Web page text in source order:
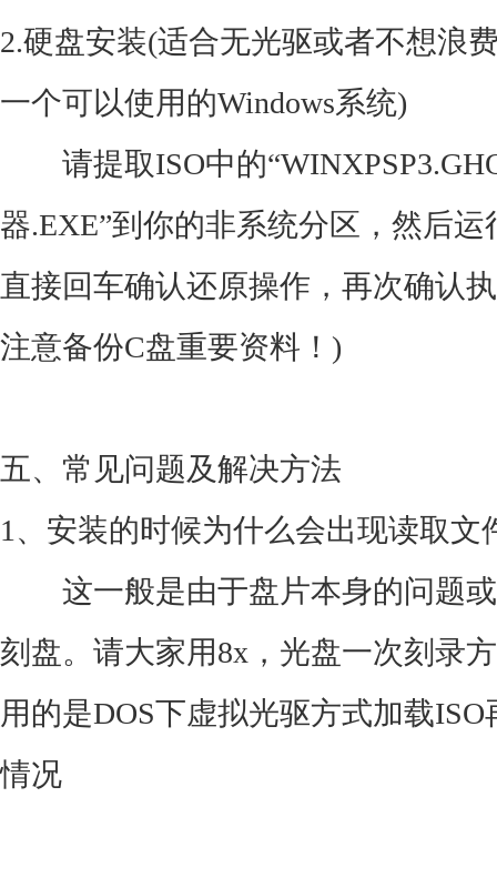
2.硬盘安装(适合无光驱或者不想浪
一个可以使用的Windows系统)
请提取ISO中的
器.EXE”到你的非系统分区，然后运
直接回车确认还原操作，再次确认
注意备份C盘重要资料！)
五、常见问题及解决方法
1、安装的时候为什么会出现读取文
这一般是由于盘片本身的问题或
刻盘。请大家用8x，光盘一次刻录
用的是DOS下虚拟光驱方式加载
情况